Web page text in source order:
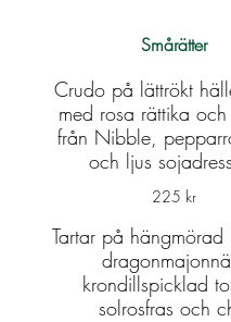
Smårätter
Crudo på lättrökt
med rosa rättika
från Nibble,
och ljus
225 kr
Tartar på hängmörad
krondillspicklad
solrosfras och